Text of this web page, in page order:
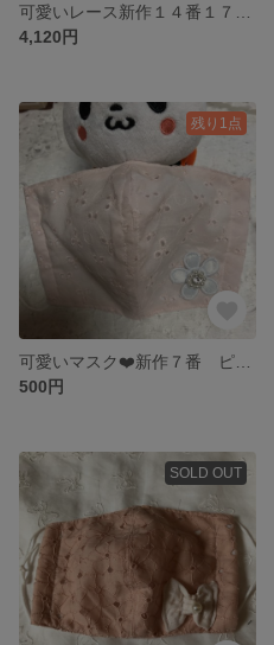
4,120円
残り1点
500円
SOLD OUT